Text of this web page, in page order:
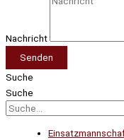
Nachricht
Senden
Suche
Suche